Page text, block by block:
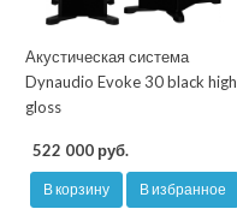
Акустическая система
Dynaudio Evoke 30 black high
gloss
522 000 руб.
В корзину В избранное